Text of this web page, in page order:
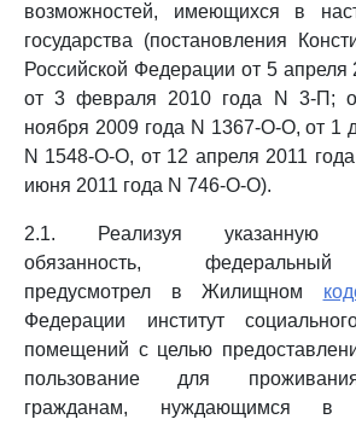
возможностей, имеющихся в
государства (постановления
Российской Федерации от 5
от 3 февраля 2010 года N 3-П;
ноября 2009 года N 1367-О-О, от 1
N 1548-О-О, от 12 апреля 2011
июня 2011 года N 746-О-О).
2.1. Реализуя указанную
обязанность, федеральный
предусмотрел в Жилищном
Федерации институт
помещений с целью
пользование для
гражданам, нуждающимся